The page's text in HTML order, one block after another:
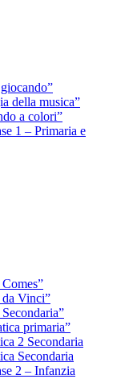
della musica”
a colori”
1 – Primaria e
Vinci”
primaria”
2 Secondaria
Secondaria
2 – Infanzia